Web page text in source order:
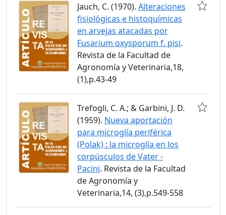
Jauch, C. (1970). Alteraciones
fisiológicas e histoquímicas
en arvejas atacadas por
Fusarium oxysporum f. pisi.
Revista de la Facultad de
Agronomía y Veterinaria,18,
(1),p.43-49
Trefogli, C. A.; & Garbini, J. D.
(1959). Nueva aportación
para microglía periférica
(Polak) : la microglía en los
corpúsculos de Vater -
Pacini. Revista de la Facultad
de Agronomía y
Veterinaria,14, (3),p.549-558